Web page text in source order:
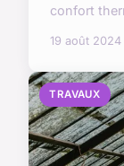
confort
19 août 2024
TRAVAUX